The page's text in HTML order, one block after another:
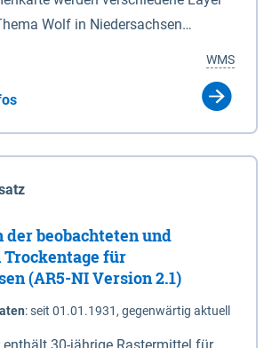
zu dienen bestimmt sind (§2 Abs.3
Sperrwerkes durch Widmung, die
durch Verordnung ausspricht.
Wolf in Niedersachsen
bestehenden Wolfsterritorien im
WMS
der beobachteten und
für
(AR5-NI Version 2.1)
:seit 01.01.1931, gegenwärtig aktuell